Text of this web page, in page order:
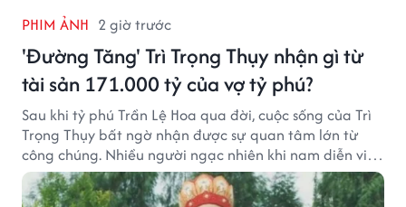
PHIM ẢNH 2 giờ trước
'Đường Tăng' Trì Trọng Thụy nhận gì từ
tài sản 171.000 tỷ của vợ tỷ phú?
Sau khi tỷ phú Trần Lệ Hoa qua đời, cuộc sống của Trì
Trọng Thụy bất ngờ nhận được sự quan tâm lớn từ
công chúng. Nhiều người ngạc nhiên khi nam diễn viên
nổi tiếng với vai Đường Tăng không xuất hiện trong
danh sách thừa kế khối tài sản hàng chục tỷ NDT.